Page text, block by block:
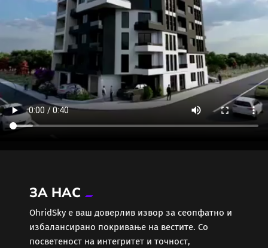
ЗА НАС
ОhridSky е ваш доверлив извор за сеопфатно и
избалансирано покривање на вестите. Со
посветеност на интегритет и точност,